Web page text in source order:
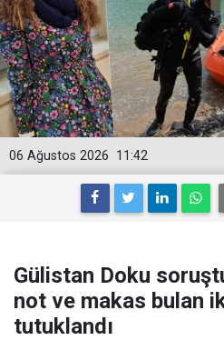
11:42
06 Ağustos 2026
Gülistan Doku
not ve makas bulan
tutuklandı